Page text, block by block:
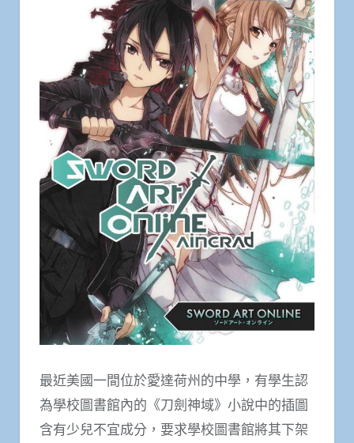
最近美國一間位於愛達荷州的中學，有學生認
為學校圖書館內的《刀劍神域》小說中的插圖
含有少兒不宜成分，要求學校圖書館將其下架